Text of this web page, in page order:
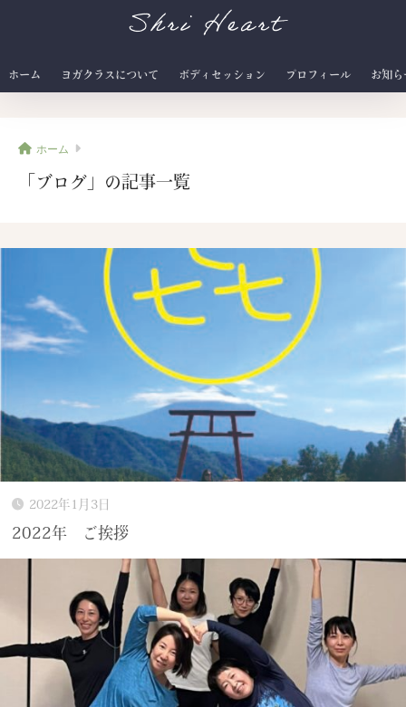
Shri Heart
ホーム ヨガクラスについて ボディセッション プロフィール お知
ホーム
「ブログ」の記事一覧
2022年1月3日
2022年 ご挨拶